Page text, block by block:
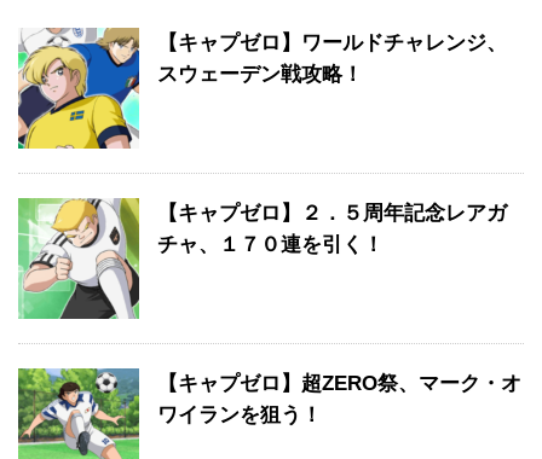
【キャプゼロ】ワールドチャレンジ、
スウェーデン戦攻略！
【キャプゼロ】２．５周年記念レアガ
チャ、１７０連を引く！
【キャプゼロ】超ZERO祭、マーク・オ
ワイランを狙う！